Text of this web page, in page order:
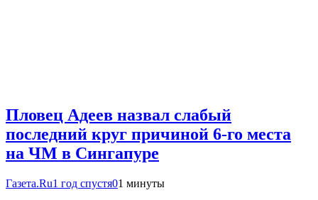
Пловец Адеев назвал слабый
последний круг причиной 6-го места
на ЧМ в Сингапуре
Газета.Ru1 год спустя01 минуты